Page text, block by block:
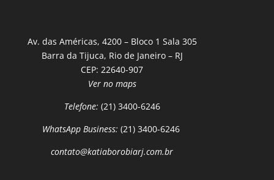
Av. das Américas, 4200 – Bloco 1 Sala 305
Barra da Tijuca, Rio de Janeiro – RJ
CEP: 22640-907
Ver no maps
Telefone: (21) 3400-6246
WhatsApp Business: (21) 3400-6246
contato@katiaborobiarj.com.br